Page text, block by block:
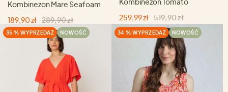
Kombinezon Mare Seafoam
189,90 zł 289,90 zł
259,99 zł 519,90 zł
35 % WYPRZEDAŻ NOWOŚĆ 34 % WYPRZEDAŻ NOWOŚĆ